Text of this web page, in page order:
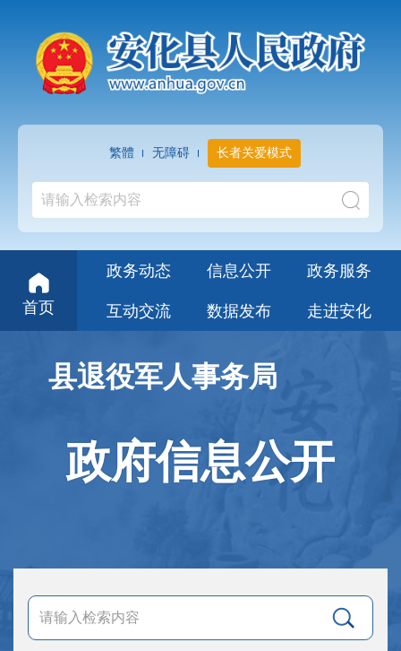
繁體 无障碍 长者关爱模式
首页
政务动态 信息公开 政务服务
互动交流 数据发布 走进安化
县退役军人事务局
政府信息公开